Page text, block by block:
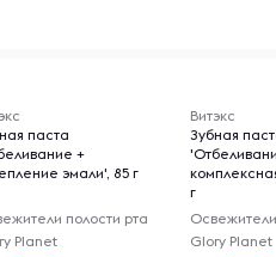
паста
+
эмали', 85 г
полости рта
Planet
Витэкс
Зубная
г
Glory Planet